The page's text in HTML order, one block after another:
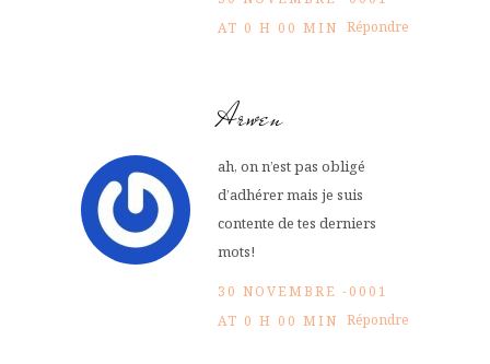
AT 0 H 00 MIN Répondre
Arwen
ah, on n’est pas obligé
d’adhérer mais je suis
contente de tes derniers
mots!
30 NOVEMBRE -0001
AT 0 H 00 MIN Répondre